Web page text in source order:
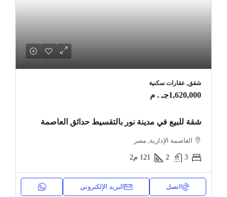
شقق, عقارات سكنية
1,620,000جـ . م
شقة للبيع في مدينة نور بالتقسيط حدائق العاصمة
العاصمة الإدارية, مصر
3
2
121 م2
اتصل البريد الإلكتروني